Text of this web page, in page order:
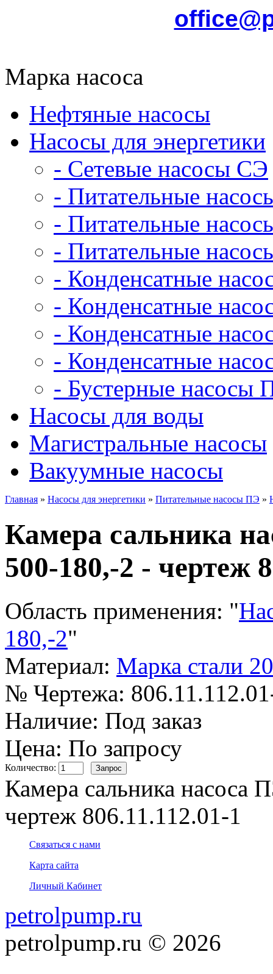
Марка насоса
Нефтяные насосы
Насосы для энергетики
- Сетевые насосы СЭ
- Питательные
- Питательные
- Питательные
- Конденсатные
- Конденсатные
- Конденсатные
- Конденсатные
- Бустерные насосы
Насосы для воды
Магистральные насосы
Вакуумные насосы
Главная » Насосы для энергетики » Питательные насосы ПЭ »
Камера сальника
500-180,-2 - чертеж
Область применения: "
180,-2"
Материал: Марка стали
№ Чертежа:
Наличие: Под заказ
Цена: По запросу
Количество:
Камера сальника насоса
чертеж 806.11.112.01-1
Связаться с нами
Карта сайта
Личный Кабинет
petrolpump.ru
petrolpump.ru © 2026